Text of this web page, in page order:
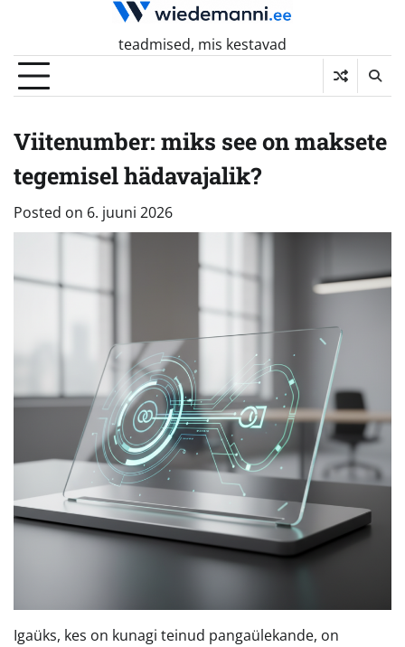
content
teadmised, mis kestavad
Viitenumber: miks see on maksete
tegemisel hädavajalik?
Posted on 6. juuni 2026
Igaüks, kes on kunagi teinud pangaülekande, on